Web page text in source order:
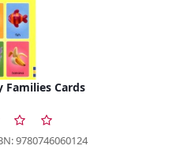
Families Cards
9780746060124